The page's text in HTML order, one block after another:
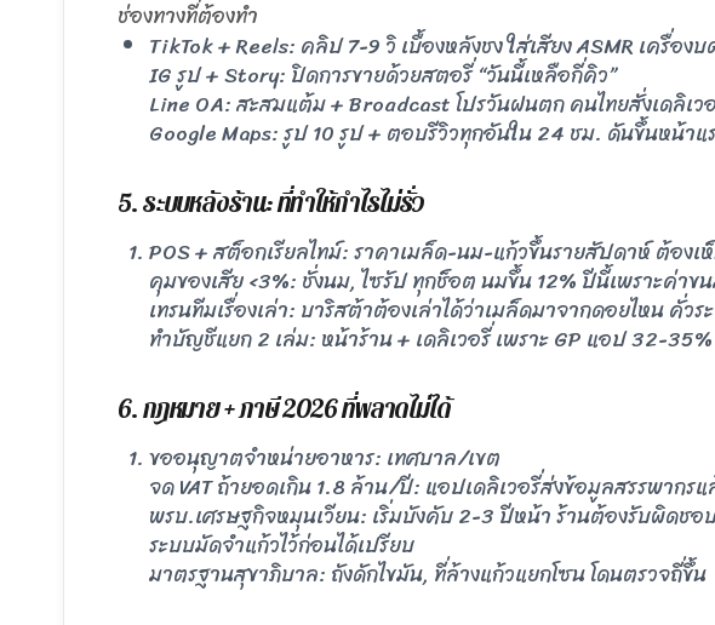
ช่องทางที่ต้องทำ
TikTok + Reels: คลิป 7-9 วิ เบื้องหลังชง ใส่เสียง ASMR เครื่องบ
IG รูป + Story: ปิดการขายด้วยสตอรี่ “วันนี้เหลือกี่คิว”
Line OA: สะสมแต้ม + Broadcast โปรวันฝนตก คนไทยสั่งเดลิเ
Google Maps: รูป 10 รูป + ตอบรีวิวทุกอันใน 24 ชม. ดันขึ้นหน้าแ
5. ระบบหลังร้าน: ที่ทำให้กำไรไม่รั่ว
POS + สต็อกเรียลไทม์: ราคาเมล็ด-นม-แก้วขึ้นรายสัปดาห์ ต้อง
คุมของเสีย <3%: ชั่งนม, ไซรัป ทุกช็อต นมขึ้น 12% ปีนี้เพราะค่าข
เทรนทีมเรื่องเล่า: บาริสต้าต้องเล่าได้ว่าเมล็ดมาจากดอยไหน คั่
ทำบัญชีแยก 2 เล่ม: หน้าร้าน + เดลิเวอรี่ เพราะ GP แอป 32-
6. กฎหมาย + ภาษี 2026 ที่พลาดไม่ได้
ขออนุญาตจำหน่ายอาหาร: เทศบาล/เขต
จด VAT ถ้ายอดเกิน 1.8 ล้าน/ปี: แอปเดลิเวอรี่ส่งข้อมูลสรรพากรแ
พรบ.เศรษฐกิจหมุนเวียน: เริ่มบังคับ 2-3 ปีหน้า ร้านต้องรับผิดชอ
ระบบมัดจำแก้วไว้ก่อนได้เปรียบ
มาตรฐานสุขาภิบาล: ถังดักไขมัน, ที่ล้างแก้วแยกโซน โดนตรวจถี่ขึ้น